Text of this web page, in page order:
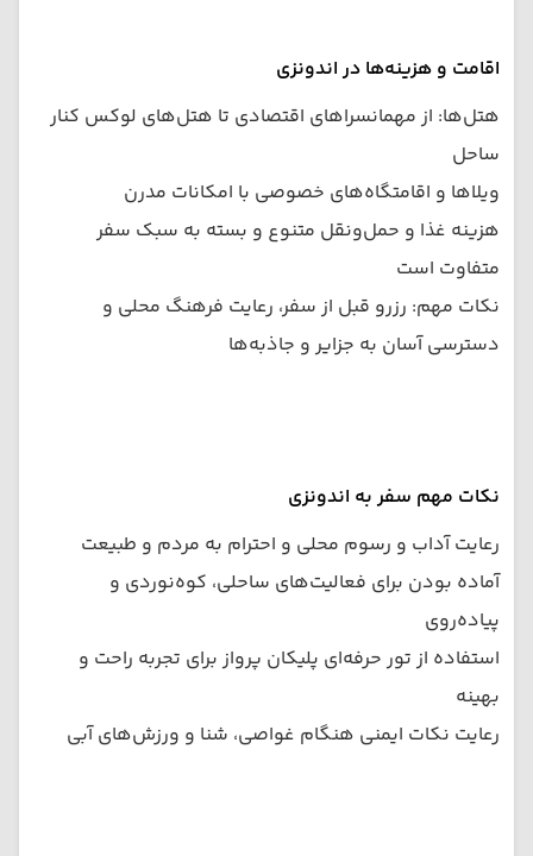
اقامت و هزینه‌ها در اندونزی
هتل‌ها: از مهمانسراهای اقتصادی تا هتل‌های لوکس کنار
ساحل
ویلاها و اقامتگاه‌های خصوصی با امکانات مدرن
هزینه غذا و حمل‌ونقل متنوع و بسته به سبک سفر
متفاوت است
نکات مهم: رزرو قبل از سفر، رعایت فرهنگ محلی و
دسترسی آسان به جزایر و جاذبه‌ها
نکات مهم سفر به اندونزی
رعایت آداب و رسوم محلی و احترام به مردم و طبیعت
آماده بودن برای فعالیت‌های ساحلی، کوه‌نوردی و
پیاده‌روی
استفاده از تور حرفه‌ای پلیکان پرواز برای تجربه راحت و
بهینه
رعایت نکات ایمنی هنگام غواصی، شنا و ورزش‌های آبی